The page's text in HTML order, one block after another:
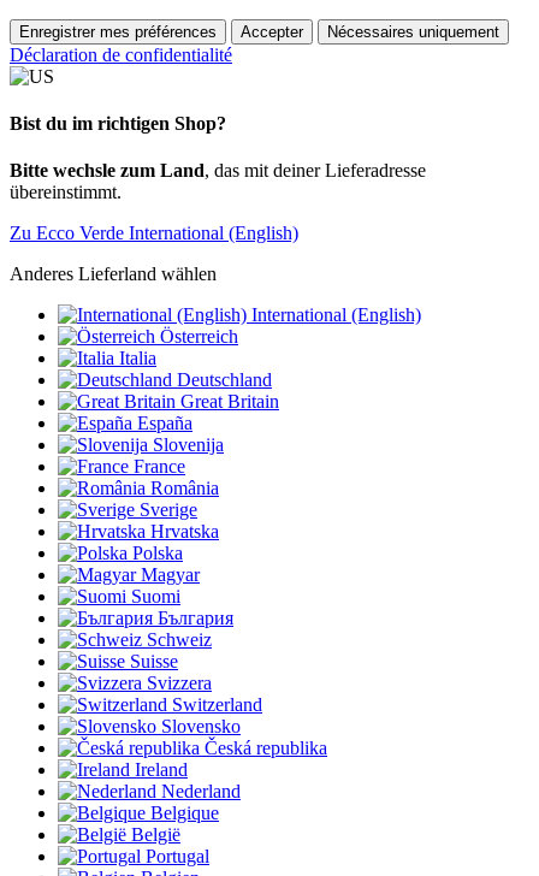
Enregistrer mes préférences Accepter Nécessaires uniquement
Déclaration de confidentialité
Bist du im richtigen Shop?
Bitte wechsle zum Land, das mit deiner Lieferadresse
übereinstimmt.
Zu Ecco Verde International (English)
Anderes Lieferland wählen
International (English)
Österreich
Italia
Deutschland
Great Britain
España
Slovenija
France
România
Sverige
Hrvatska
Polska
Magyar
Suomi
България
Schweiz
Suisse
Svizzera
Switzerland
Slovensko
Česká republika
Ireland
Nederland
Belgique
België
Portugal